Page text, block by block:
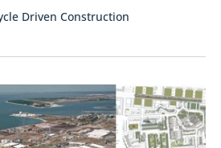
Driven Construction